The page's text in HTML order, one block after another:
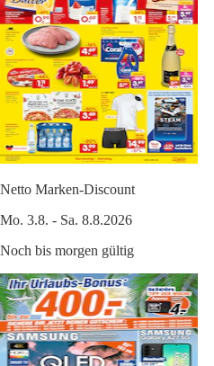
Netto Marken-Discount
Mo. 3.8. - Sa. 8.8.2026
Noch bis morgen gültig